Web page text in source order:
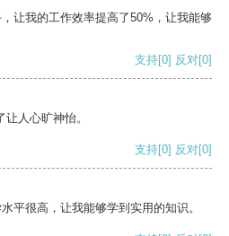
让我的工作效率提高了50%，让我能够
支持[0] 反对[0]
人心旷神怡。
支持[0] 反对[0]
平很高，让我能够学到实用的知识。